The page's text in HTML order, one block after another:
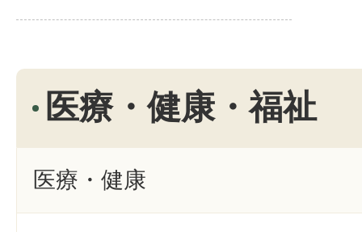
医療・健康・福祉
医療・健康